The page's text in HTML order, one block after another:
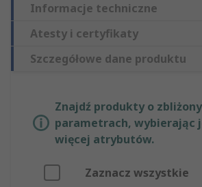
Informacje techniczne
Atesty i certyfikaty
Szczegółowe dane produktu
Znajdź produkty o
parametrach, wybierając
więcej atrybutów.
Zaznacz wszystkie